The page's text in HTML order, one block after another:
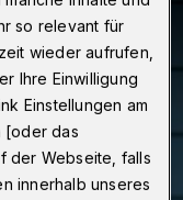
so relevant für
wieder aufrufen,
Ihre Einwilligung
Einstellungen am
[oder das
der Webseite, falls
innerhalb unseres